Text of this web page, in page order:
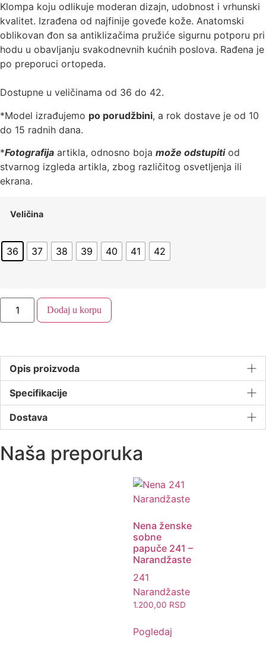
Klompa koju odlikuje moderan dizajn, udobnost i vrhunski
kvalitet. Izrađena od najfinije goveđe kože. Anatomski
oblikovan đon sa antiklizačima pružiće sigurnu potporu pri
hodu u obavljanju svakodnevnih kućnih poslova. Rađena je
po preporuci ortopeda.
Dostupne u veličinama od 36 do 42.
*Model izrađujemo po porudžbini, a rok dostave je od 10
do 15 radnih dana.
*Fotografija artikla, odnosno boja može odstupitiod
stvarnog izgleda artikla, zbog različitog osvetljenja ili
ekrana.
Veličina
36 37 38 39 40 41 42
Dodaj u korpu
Opis proizvoda
Specifikacije
Dostava
Naša preporuka
Nena ženske
sobne
papuče 241 –
Narandžaste
241
Narandžaste
1.200,00 RSD
Pogledaj